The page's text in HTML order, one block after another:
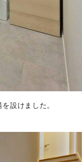
設けました。